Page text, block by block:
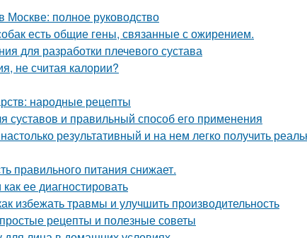
Москве: полное руководство
есть общие гены, связанные с ожирением.
для разработки плечевого сустава
не считая калории?
народные рецепты
суставов и правильный способ его применения
результативный и на нем легко получить
правильного питания снижает.
ее диагностировать
избежать травмы и улучшить производительность
рецепты и полезные советы